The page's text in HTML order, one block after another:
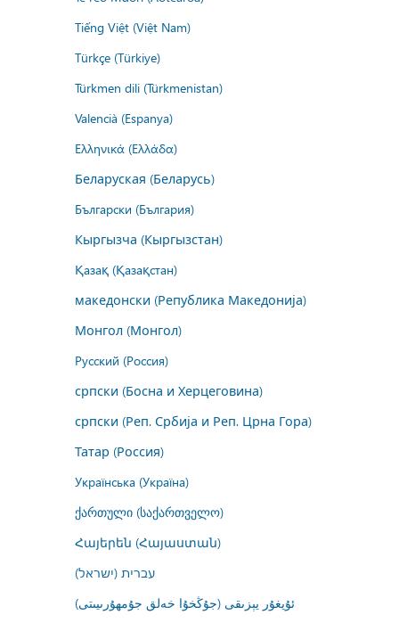
Tiếng Việt (Việt Nam)
Türkçe (Türkiye)
Türkmen dili (Türkmenistan)
Valencià (Espanya)
Ελληνικά (Ελλάδα)
Беларуская (Беларусь)
Български (България)
Кыргызча (Кыргызстан)
Қазақ (Қазақстан)
македонски (Република Македонија)
Монгол (Монгол)
Русский (Россия)
српски (Босна и Херцеговина)
српски (Реп. Србија и Реп. Црна Гора)
Татар (Россия)
Українська (Україна)
ქართული (საქართველო)
Հայերեն (Հայաստան)
עברית (ישראל)
ئۇيغۇر يېزىقى (جۇڭخۇا خەلق جۇمھۇرىيىتى)